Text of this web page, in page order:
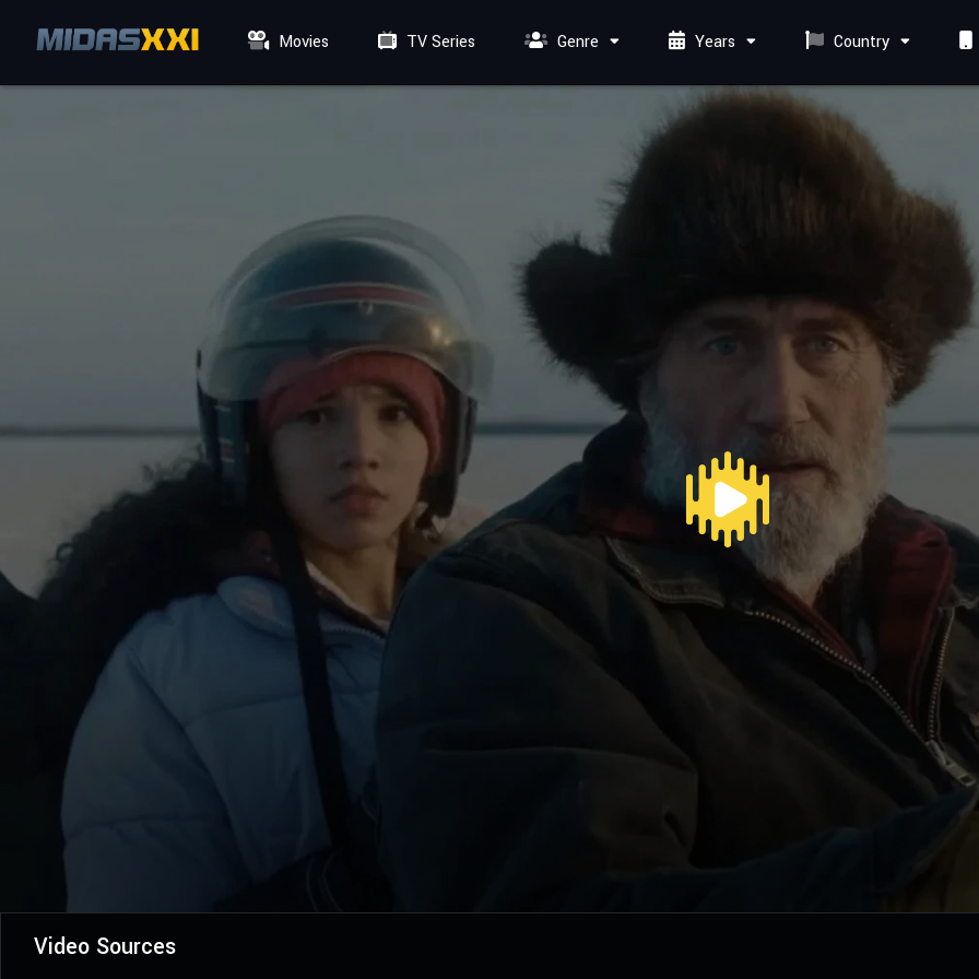
Movies TV Series Genre Years Country
Video Sources